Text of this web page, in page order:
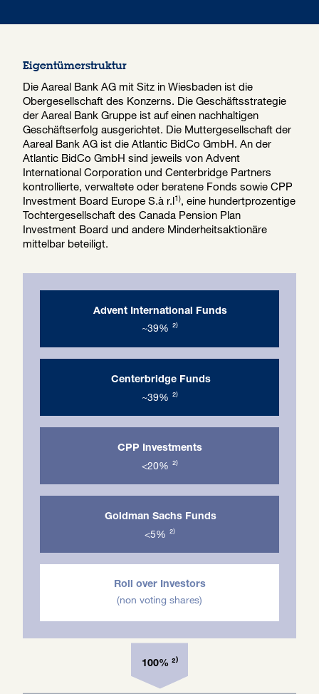
Eigentümerstruktur
Die Aareal Bank AG mit Sitz in Wiesbaden ist die
Obergesellschaft des Konzerns. Die Geschäftsstrategie
der Aareal Bank Gruppe ist auf einen nachhaltigen
Geschäftserfolg ausgerichtet. Die Muttergesellschaft der
Aareal Bank AG ist die Atlantic BidCo GmbH. An der
Atlantic BidCo GmbH sind jeweils von Advent
International Corporation und Centerbridge Partners
kontrollierte, verwaltete oder beratene Fonds sowie CPP
Investment Board Europe S.à r.l1), eine hundertprozentige
Tochtergesellschaft des Canada Pension Plan
Investment Board und andere Minderheitsaktionäre
mittelbar beteiligt.
100% ²⁾
(non voting shar es)
Roll over Investors
<5% ²⁾
Goldman Sachs Funds
<20% ²⁾
CPP Investments
~39% ²⁾
Centerbridge Funds
~39% ²⁾
Advent International Funds